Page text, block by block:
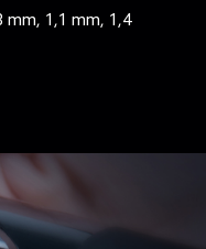
mm, 1,1 mm, 1,4